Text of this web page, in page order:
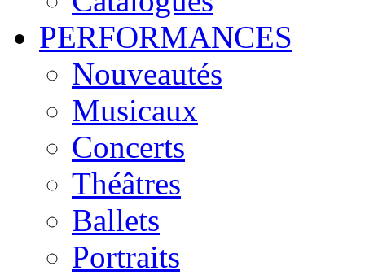
PERFORMANCES
Nouveautés
Musicaux
Concerts
Théâtres
Ballets
Portraits